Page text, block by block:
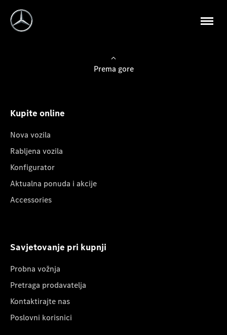
Prema gore
Kupite online
Nova vozila
Rabljena vozila
Konfigurator
Aktualna ponuda i akcije
Accessories
Savjetovanje pri kupnji
Probna vožnja
Pretraga prodavatelja
Kontaktirajte nas
Poslovni korisnici